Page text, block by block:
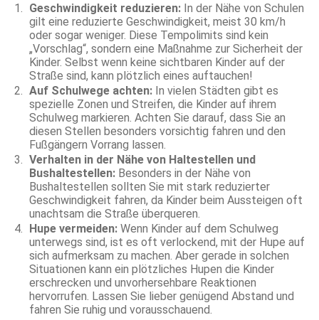
Geschwindigkeit reduzieren: In der Nähe von Schulen
gilt eine reduzierte Geschwindigkeit, meist 30 km/h
oder sogar weniger. Diese Tempolimits sind kein
„Vorschlag“, sondern eine Maßnahme zur Sicherheit der
Kinder. Selbst wenn keine sichtbaren Kinder auf der
Straße sind, kann plötzlich eines auftauchen!
Auf Schulwege achten: In vielen Städten gibt es
spezielle Zonen und Streifen, die Kinder auf ihrem
Schulweg markieren. Achten Sie darauf, dass Sie an
diesen Stellen besonders vorsichtig fahren und den
Fußgängern Vorrang lassen.
Verhalten in der Nähe von Haltestellen und
Bushaltestellen: Besonders in der Nähe von
Bushaltestellen sollten Sie mit stark reduzierter
Geschwindigkeit fahren, da Kinder beim Aussteigen oft
unachtsam die Straße überqueren.
Hupe vermeiden: Wenn Kinder auf dem Schulweg
unterwegs sind, ist es oft verlockend, mit der Hupe auf
sich aufmerksam zu machen. Aber gerade in solchen
Situationen kann ein plötzliches Hupen die Kinder
erschrecken und unvorhersehbare Reaktionen
hervorrufen. Lassen Sie lieber genügend Abstand und
fahren Sie ruhig und vorausschauend.